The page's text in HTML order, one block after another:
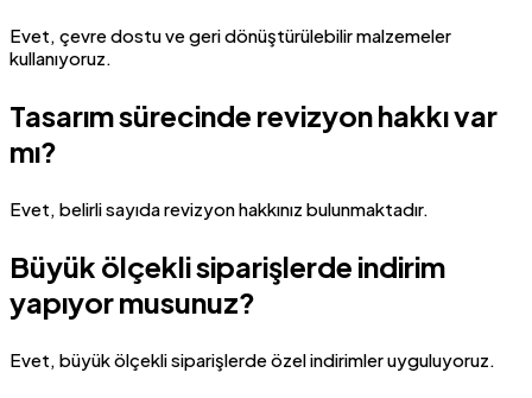
Evet, çevre dostu ve geri dönüştürülebilir malzemeler
kullanıyoruz.
Tasarım sürecinde revizyon hakkı var
mı?
Evet, belirli sayıda revizyon hakkınız bulunmaktadır.
Büyük ölçekli siparişlerde indirim
yapıyor musunuz?
Evet, büyük ölçekli siparişlerde özel indirimler uyguluyoruz.